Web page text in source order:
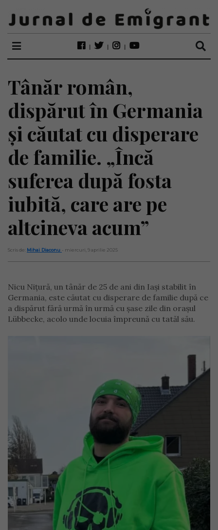
Tânăr român,
dispărut în Germania
și căutat cu disperare
de familie. „Încă
suferea după fosta
iubită, care are pe
altcineva acum”
Scris de: Mihai Diaconu - miercuri, 9 aprilie 2025
Nicu Nițură, un tânăr de 25 de ani din Iași stabilit în
Germania, este căutat cu disperare de familie după ce
a dispărut fără urmă în urmă cu șase zile din orașul
Lübbecke, acolo unde locuia împreună cu tatăl său.